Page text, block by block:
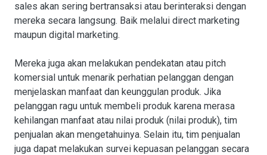
sales akan sering bertransaksi atau berinteraksi dengan
mereka secara langsung. Baik melalui direct marketing
maupun digital marketing.
Mereka juga akan melakukan pendekatan atau pitch
komersial untuk menarik perhatian pelanggan dengan
menjelaskan manfaat dan keunggulan produk. Jika
pelanggan ragu untuk membeli produk karena merasa
kehilangan manfaat atau nilai produk (nilai produk), tim
penjualan akan mengetahuinya. Selain itu, tim penjualan
juga dapat melakukan survei kepuasan pelanggan secara